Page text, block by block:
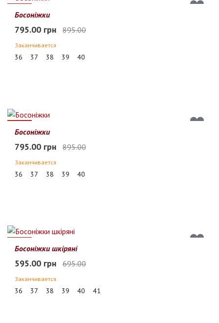
11%
Босоніжки
795.00 грн 895.00
Заканчивается
36 37 38 39 40
11%
Босоніжки
795.00 грн 895.00
Заканчивается
36 37 38 39 40
14%
Босоніжки шкіряні
595.00 грн 695.00
Заканчивается
36 37 38 39 40 41